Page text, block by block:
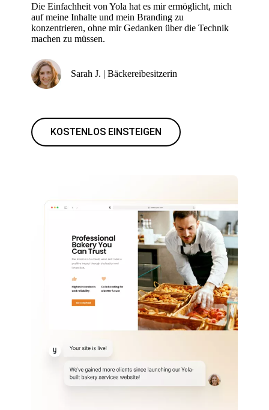
Die Einfachheit von Yola hat es mir ermöglicht, mich
auf meine Inhalte und mein Branding zu
konzentrieren, ohne mir Gedanken über die Technik
machen zu müssen.
Sarah J. | Bäckereibesitzerin
KOSTENLOS EINSTEIGEN